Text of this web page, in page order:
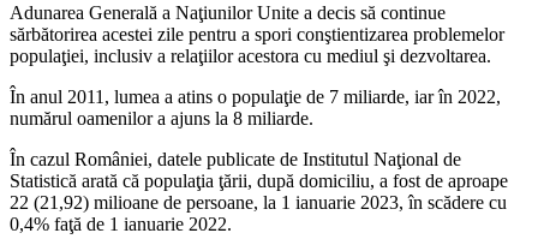
Adunarea Generală a Naţiunilor Unite a decis să continue
sărbătorirea acestei zile pentru a spori conştientizarea problemelor
populaţiei, inclusiv a relaţiilor acestora cu mediul şi dezvoltarea.
În anul 2011, lumea a atins o populaţie de 7 miliarde, iar în 2022,
numărul oamenilor a ajuns la 8 miliarde.
În cazul României, datele publicate de Institutul Naţional de
Statistică arată că populaţia ţării, după domiciliu, a fost de aproape
22 (21,92) milioane de persoane, la 1 ianuarie 2023, în scădere cu
0,4% faţă de 1 ianuarie 2022.